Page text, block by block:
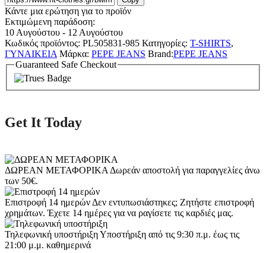
Κάντε μια ερώτηση για το προϊόν
Εκτιμώμενη παράδοση:
10 Αυγούστου - 12 Αυγούστου
Κωδικός προϊόντος: PL505831-985 Κατηγορίες: T-SHIRTS,
ΓΥΝΑΙΚΕΙΑ Μάρκα: PEPE JEANS Brand:PEPE JEANS
Guaranteed Safe Checkout
Get It Today
ΔΩΡΕΑΝ ΜΕΤΑΦΟΡΙΚΑ Δωρεάν αποστολή για παραγγελίες άνω
των 50€.
Επιστροφή 14 ημερών Δεν εντυπωσιάστηκες; Ζητήστε επιστροφή
χρημάτων. Έχετε 14 ημέρες για να ραγίσετε τις καρδιές μας.
Τηλεφωνική υποστήριξηΥποστήριξη από τις 9:30 π.μ. έως τις
21:00 μ.μ. καθημερινά